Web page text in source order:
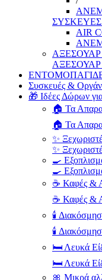
AIR
Συσκευές &
🎁 Ιδέες Δώρων
🏠 Τα
🏠 Τα
✨
✨
🍳
🍳
☕ Καφές &
☕ Καφές &
🕯️
🕯️
🛏️ Λευκά
🛏️ Λευκά
🎀 Μικρά